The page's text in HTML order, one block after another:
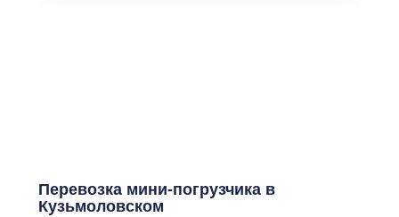
Перевозка мини-погрузчика в
Кузьмоловском